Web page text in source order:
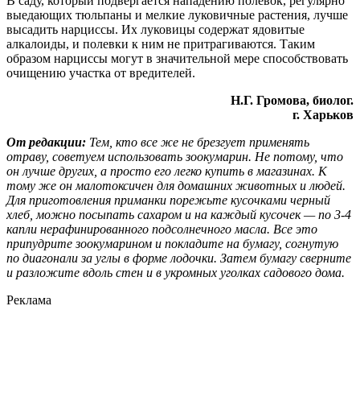
выедающих тюльпаны и мелкие луковичные растения, лучше
высадить нарциссы. Их луковицы содержат ядовитые
алкалоиды, и полевки к ним не притрагиваются. Таким
образом нарциссы могут в значительной мере способствовать
очищению участка от вредителей.
Н.Г. Громова, биолог.
г. Харьков
От редакции: Тем, кто все же не брезгует применять
отраву, советуем использовать зоокумарин. Не потому, что
он лучше других, а просто его легко купить в магазинах. К
тому же он малотоксичен для домашних животных и людей.
Для приготовления приманки порежьте кусочками черный
хлеб, можно посыпать сахаром и на каждый кусочек — по 3-4
капли нерафинированного подсолнечного масла. Все это
припудрите зоокумарином и покладите на бумагу, согнутую
по диагонали за углы в форме лодочки. Затем бумагу сверните
и разложите вдоль стен и в укромных уголках садового дома.
Реклама